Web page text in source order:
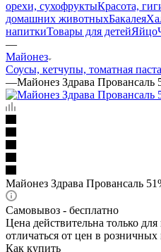
орехи, сухофруктыКрасота,
домашних животныхБакалея
напиткиТовары для детейЯйцо
—
Майонез
Соусы, кетчупы, томатная паста
—Майонез Здрава
Майонез Здрава Провансаль
Самовывоз - бесплатно
Цена действительна только
отличаться от цен в розничных
Как купить